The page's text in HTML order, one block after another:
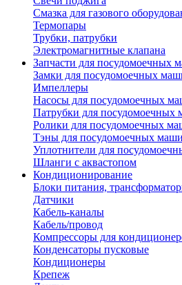
Смазка для газового
Термопары
Трубки, патрубки
Электромагнитные клапана
Запчасти для посудомоечных
Замки для посудомоечных
Импеллеры
Насосы для посудомоечных
Патрубки для посудомоечных
Ролики для посудомоечных
Тэны для посудомоечных
Уплотнители для
Шланги с аквастопом
Кондиционирование
Блоки питания,
Датчики
Кабель-каналы
Кабель/провод
Компрессоры для
Конденсаторы пусковые
Кондиционеры
Крепеж